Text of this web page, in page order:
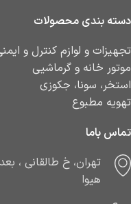
دسته بندی محصولات
تجهیزات و لوازم کنترل و
موتور خانه و گرماشیی
استخر، سونا، جکوزی
تهویه مطبوع
تماس باما
تهران، خ طالقانی ،
هیوا